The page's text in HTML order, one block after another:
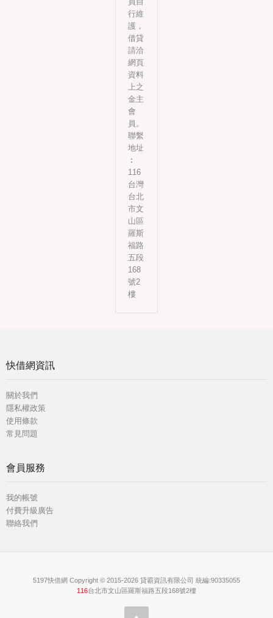
行維
護，
借貸
請洽
網頁
資料
上之
金主
會
員。
聯繫
地址
︰
116
台灣
台北
市文
山區
羅斯
福路
五段
168
號2
樓
快借網資訊
關於我們
隱私權政策
使用條款
常見問題
會員服務
我的帳號
付費升級廣告
聯絡我們
5197快借網 Copyright © 2015-2026 貸霸資訊有限公司 統編:90335055
116台北市文山區羅斯福路五段168號2樓